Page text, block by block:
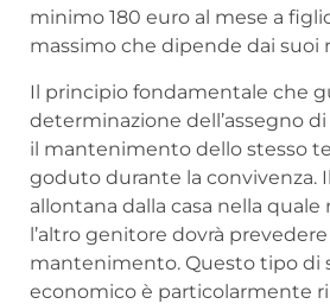
minimo 180 euro al mese a
massimo che dipende dai suoi
Il principio fondamentale che
determinazione dell’assegno
il mantenimento dello stesso
goduto durante la convivenza.
allontana dalla casa nella quale
l’altro genitore dovrà
mantenimento. Questo tipo di
economico è particolarmente